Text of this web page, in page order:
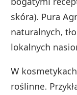
skóra). Pura
naturalnych,
lokalnych
W
roślinne.